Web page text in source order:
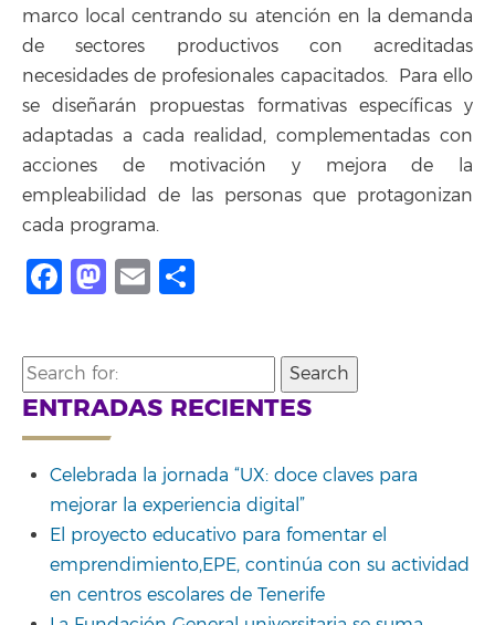
marco local centrando su atención en la demanda
de sectores productivos con acreditadas
necesidades de profesionales capacitados. Para ello
se diseñarán propuestas formativas específicas y
adaptadas a cada realidad, complementadas con
acciones de motivación y mejora de la
empleabilidad de las personas que protagonizan
cada programa.
Facebook
Mastodon
Email
Search
for:
ENTRADAS RECIENTES
Celebrada la jornada “UX: doce claves para
mejorar la experiencia digital”
El proyecto educativo para fomentar el
emprendimiento,EPE, continúa con su actividad
en centros escolares de Tenerife